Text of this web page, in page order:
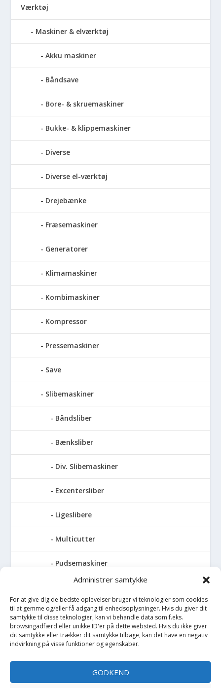
Administrer samtykke
For at give dig de bedste oplevelser bruger vi teknologier som cookies
til at gemme og/eller få adgang til enhedsoplysninger. Hvis du giver dit
samtykke til disse teknologier, kan vi behandle data som f.eks.
browsingadfærd eller unikke ID'er på dette websted. Hvis du ikke giver
dit samtykke eller trækker dit samtykke tilbage, kan det have en negativ
indvirkning på visse funktioner og egenskaber.
GODKEND
Værktøj
Maskiner & elværktøj
Akku maskiner
Båndsave
Bore- & skruemaskiner
Bukke- & klippemaskiner
Diverse
Diverse el-værktøj
Drejebænke
Fræsemaskiner
Generatorer
Klimamaskiner
Kombimaskiner
Kompressor
Pressemaskiner
Save
Slibemaskiner
Båndsliber
Bænksliber
Div. Slibemaskiner
Excentersliber
Ligeslibere
Multicutter
Pudsemaskiner
Slibemaskiner til klinger, savblade og
høvlknive
Vådsliber
Vinkelsliber